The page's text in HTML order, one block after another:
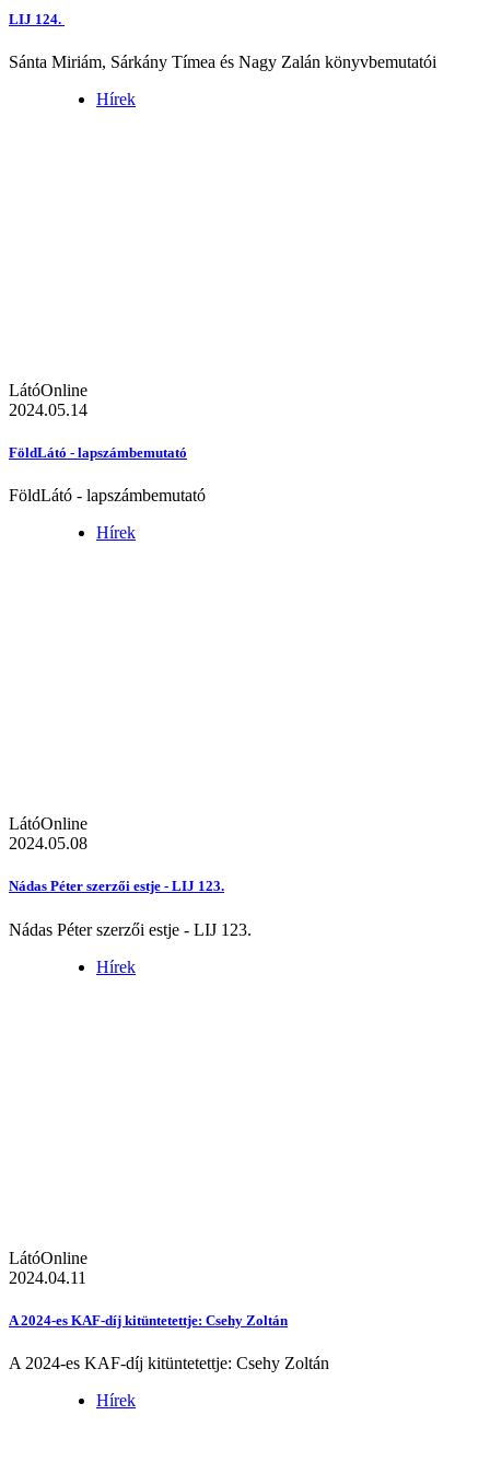
LIJ 124.
Sánta Miriám, Sárkány Tímea és Nagy Zalán könyvbemutatói
Hírek
LátóOnline
2024.05.14
FöldLátó - lapszámbemutató
FöldLátó - lapszámbemutató
Hírek
LátóOnline
2024.05.08
Nádas Péter szerzői estje - LIJ 123.
Nádas Péter szerzői estje - LIJ 123.
Hírek
LátóOnline
2024.04.11
A 2024-es KAF-díj kitüntetettje: Csehy Zoltán
A 2024-es KAF-díj kitüntetettje: Csehy Zoltán
Hírek